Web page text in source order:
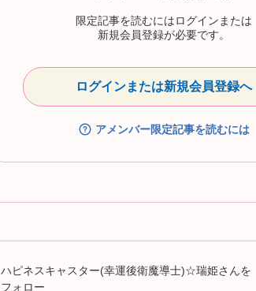
限定記事を読むにはログインまたは
新規会員登録が必要です。
ログインまたは新規会員登録へ
アメンバー限定記事を読むには
ハピネスキャスター(幸運後衛魔導士)☆瑞姫さんを
フォロー